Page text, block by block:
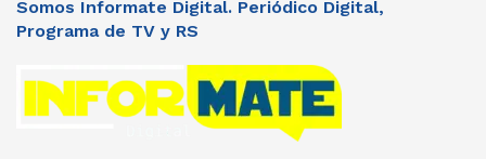
Somos Informate Digital. Periódico Digital,
Programa de TV y RS